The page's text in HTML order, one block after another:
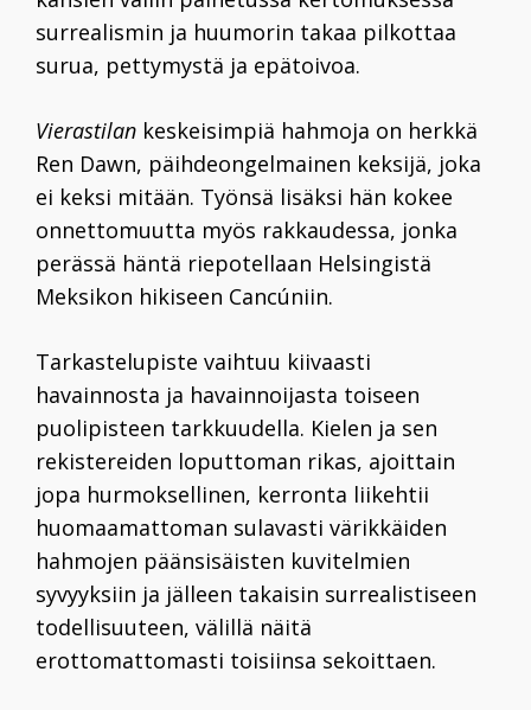
surrealismin ja huumorin takaa pilkottaa
surua, pettymystä ja epätoivoa.
Vierastilan keskeisimpiä hahmoja on herkkä
Ren Dawn, päihdeongelmainen keksijä, joka
ei keksi mitään. Työnsä lisäksi hän kokee
onnettomuutta myös rakkaudessa, jonka
perässä häntä riepotellaan Helsingistä
Meksikon hikiseen Cancúniin.
Tarkastelupiste vaihtuu kiivaasti
havainnosta ja havainnoijasta toiseen
puolipisteen tarkkuudella. Kielen ja sen
rekistereiden loputtoman rikas, ajoittain
jopa hurmoksellinen, kerronta liikehtii
huomaamattoman sulavasti värikkäiden
hahmojen päänsisäisten kuvitelmien
syvyyksiin ja jälleen takaisin surrealistiseen
todellisuuteen, välillä näitä
erottomattomasti toisiinsa sekoittaen.